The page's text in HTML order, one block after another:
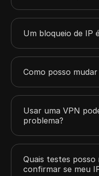
Um bloqueio de IP
Como posso
Usar uma VPN
problema?
Quais testes posso
confirmar se meu